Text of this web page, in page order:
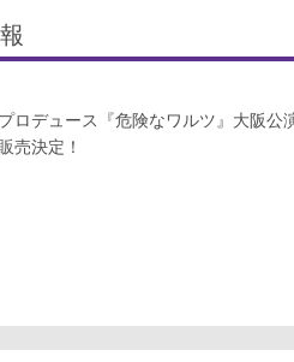
ロデュース『危険なワルツ』大阪公
売決定！